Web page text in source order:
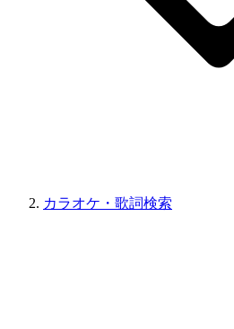
カラオケ・歌詞検索